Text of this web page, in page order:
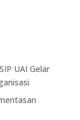
UAI Gelar